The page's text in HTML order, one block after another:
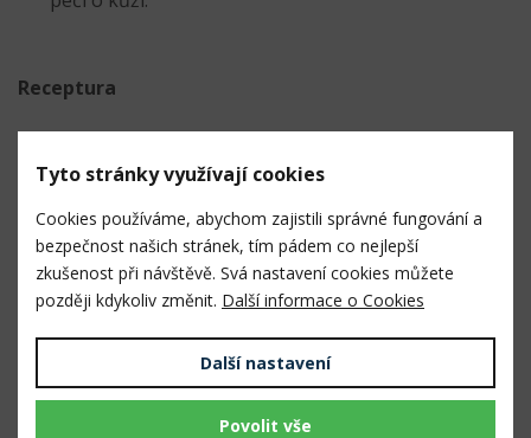
Receptura
oleje s olejovým základem aposkytuje kůži
ochranu před nepříznivými vlivy prostředí
, jako
jsou voda, prach, hmyz apod.
Jedná se o nezbytnou výbavu ve všech sadách péče
Tyto stránky využívají cookies
Cookies používáme, abychom zajistili správné fungování a
bezpečnost našich stránek, tím pádem co nejlepší
zkušenost při návštěvě. Svá nastavení cookies můžete
později kdykoliv změnit. Další informace o Cookies
Další nastavení
Povolit vše